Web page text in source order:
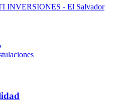
INVERSIONES - El Salvador